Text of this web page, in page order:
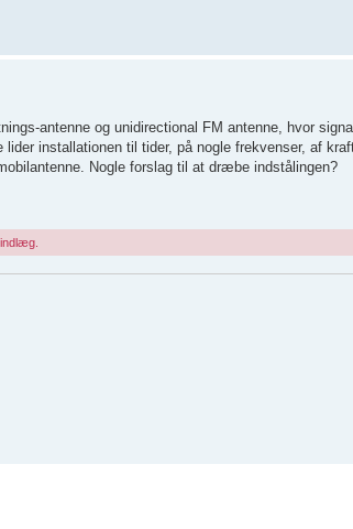
antenne og unidirectional FM antenne, hvor
installationen til tider, på nogle frekvenser, af
Nogle forslag til at dræbe indstålingen?